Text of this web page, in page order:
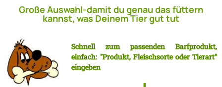
Große Auswahl-damit du genau das füttern
kannst, was Deinem Tier gut tut
Schnell zum passenden Barfprodukt,
einfach: "Produkt, Fleischsorte oder Tierart"
eingeben